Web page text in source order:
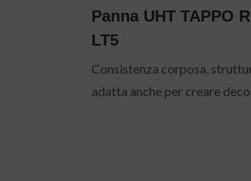
Panna UHT TAPPO
LT5
Consistenza corposa,
adatta anche per creare